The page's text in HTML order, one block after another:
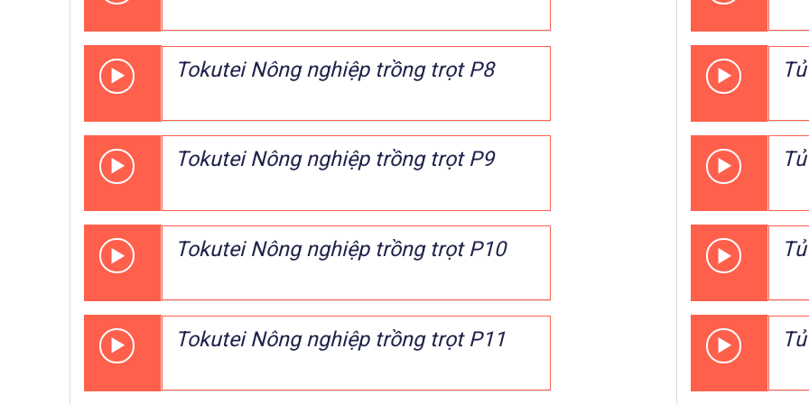
Tokutei Nông nghiệp trồng trọt P8
Tokutei Nông nghiệp trồng trọt P9
Tokutei Nông nghiệp trồng trọt P10
Tokutei Nông nghiệp trồng trọt P11